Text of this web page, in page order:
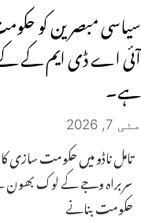
سیاسی مبصرین کو
آئی اے ڈی ایم کے کے
ہے۔
مئی 7, 2026
تامل ناڈو میں حکومت
سربراہ وجے کے لوک بھون
حکومت بنانے